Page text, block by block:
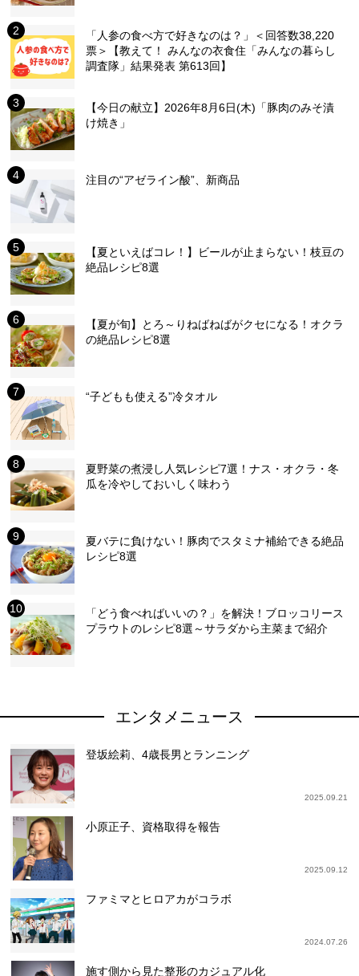
「人参の食べ方で好きなのは？」＜回答数38,220
票＞【教えて！ みんなの衣食住「みんなの暮らし
調査隊」結果発表 第613回】
【今日の献立】2026年8月6日(木)「豚肉のみそ漬
け焼き」
注目の“アゼライン酸”、新商品
【夏といえばコレ！】ビールが止まらない！枝豆の
絶品レシピ8選
【夏が旬】とろ～りねばねばがクセになる！オクラ
の絶品レシピ8選
“子どもも使える”冷タオル
夏野菜の煮浸し人気レシピ7選！ナス・オクラ・冬
瓜を冷やしておいしく味わう
夏バテに負けない！豚肉でスタミナ補給できる絶品
レシピ8選
「どう食べればいいの？」を解決！ブロッコリース
プラウトのレシピ8選～サラダから主菜まで紹介
エンタメニュース
登坂絵莉、4歳長男とランニング
2025.09.21
小原正子、資格取得を報告
2025.09.12
ファミマとヒロアカがコラボ
2024.07.26
施す側から見た整形のカジュアル化